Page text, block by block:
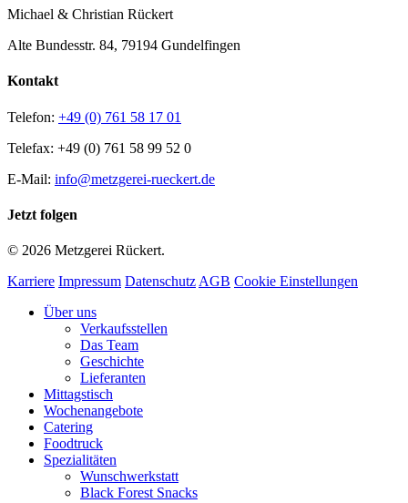
Michael & Christian Rückert
Alte Bundesstr. 84, 79194 Gundelfingen
Kontakt
Telefon: +49 (0) 761 58 17 01
Telefax: +49 (0) 761 58 99 52 0
E-Mail: info@metzgerei-rueckert.de
Jetzt folgen
© 2026 Metzgerei Rückert.
Karriere Impressum Datenschutz AGB Cookie Einstellungen
Close
Über uns
Verkaufsstellen
Das Team
Geschichte
Lieferanten
Mittagstisch
Wochenangebote
Catering
Foodtruck
Spezialitäten
Wunschwerkstatt
Black Forest Snacks